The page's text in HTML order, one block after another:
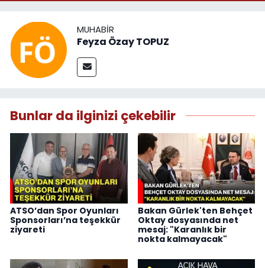
MUHABIR
Feyza Özay TOPUZ
Bunlar da ilginizi çekebilir
ATSO’dan Spor Oyunları
Sponsorları’na teşekkür
ziyareti
Bakan Gürlek'ten Behçet
Oktay dosyasında net
mesaj: "Karanlık bir
nokta kalmayacak"